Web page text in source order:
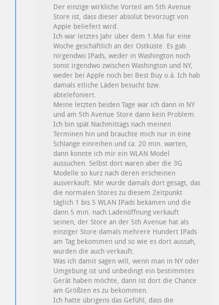
Der einzige wirkliche Vorteil am 5th Avenue
Store ist, dass dieser absolut bevorzugt von
Apple beliefert wird.
Ich war letztes Jahr über dem 1.Mai für eine
Woche geschäftlich an der Ostküste. Es gab
nirgendwo IPads, weder in Washington noch
sonst irgendwo zwischen Washington und NY,
weder bei Apple noch bei Best Buy o.ä. Ich hab
damals etliche Läden besucht bzw.
abtelefoniert.
Meine letzten beiden Tage war ich dann in NY
und am 5th Avenue Store dann kein Problem.
Ich bin spät Nachmittags nach meinen
Terminen hin und brauchte mich nur in eine
Schlange einreihen und ca. 20 min. warten,
dann konnte ich mir ein WLAN Model
aussuchen. Selbst dort waren aber die 3G
Modelle so kurz nach deren erscheinen
ausverkauft. Mir wurde damals dort gesagt, das
die normalen Stores zu diesem Zeitpunkt
täglich 1 bis 5 WLAN IPads bekämen und die
dann 5 min. nach Ladenöffnung verkauft
seinen, der Store an der 5th Avenue hat als
einziger Store damals mehrere Hundert IPads
am Tag bekommen und so wie es dort aussah,
wurden die auch verkauft.
Was ich damit sagen will, wenn man in NY oder
Umgebung ist und unbedingt ein bestimmtes
Gerät haben möchte, dann ist dort die Chance
am Größten es zu bekommen.
Ich hatte übrigens das Gefühl, dass die